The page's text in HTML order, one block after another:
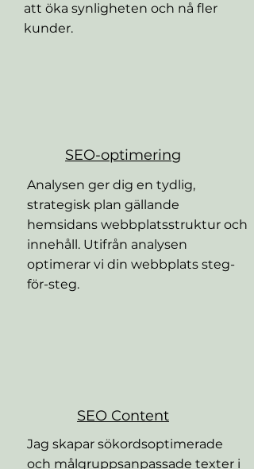
att öka synligheten och nå fler
kunder.
SEO-optimering
Analysen ger dig en tydlig,
strategisk plan gällande
hemsidans webbplatsstruktur och
innehåll. Utifrån analysen
optimerar vi din webbplats steg-
för-steg.
SEO Content
Jag skapar sökordsoptimerade
och målgruppsanpassade texter i